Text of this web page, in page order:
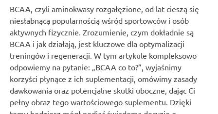
BCAA, czyli aminokwasy rozgałęzione, od lat cieszą się
niesłabnącą popularnością wśród sportowców i osób
aktywnych fizycznie. Zrozumienie, czym dokładnie są
BCAA i jak działają, jest kluczowe dla optymalizacji
treningów i regeneracji. W tym artykule kompleksowo
odpowiemy na pytanie: „BCAA co to?”, wyjaśnimy
korzyści płynące z ich suplementacji, omówimy zasady
dawkowania oraz potencjalne skutki uboczne, dając Ci
pełny obraz tego wartościowego suplementu. Dzięki